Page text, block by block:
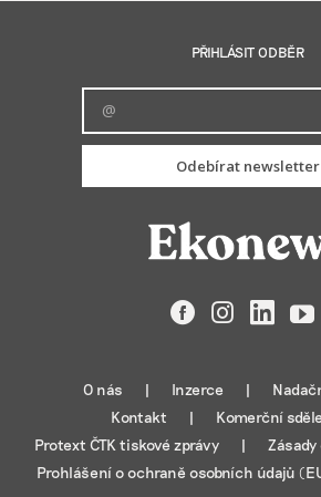
PŘIHLÁSIT ODBĚR
Odebírat newsletter
FacebookInstagram
O nás Inzerce
Kontakt
Komerční
Protext ČTK tiskové zprávy
Prohlášení o ochraně osobních údajů